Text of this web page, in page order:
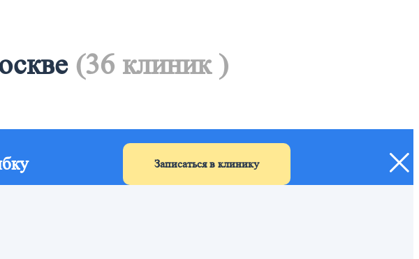
(36 клиник )
Записаться в клинику